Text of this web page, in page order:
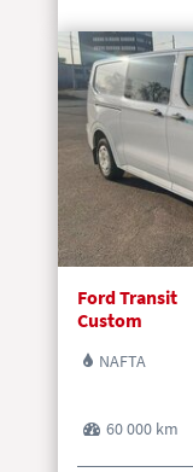
Ford Transit
Custom
NAFTA
60 000 km